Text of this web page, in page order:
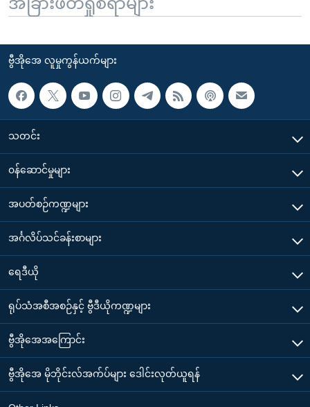
ဗွီအိုအေ လူမှုကွန်ယက်များ
သတင်း
၀န်ဆောင်မှုများ
အပတ်စဉ်ကဏ္ဍများ
အင်္ဂလိပ်သင်ခန်းစာများ
ရေဒီယို
ရုပ်သံအစီအစဉ်နှင့် ဗွီဒီယိုကဏ္ဍများ
ဗွီအိုအေအကြောင်း
ဗွီအိုအေ မိုဘိုင်းလ်အက်ပ်များ ဒေါင်းလုတ်ယူရန်